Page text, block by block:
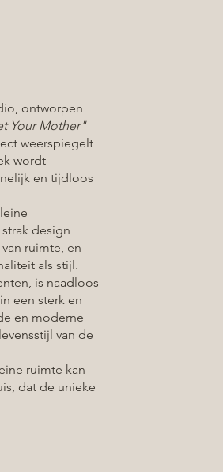
ontworpen
Your Mother"
weerspiegelt
wordt
en tijdloos
design
ruimte, en
als stijl.
is naadloos
een sterk en
en moderne
van de
ruimte kan
dat de unieke